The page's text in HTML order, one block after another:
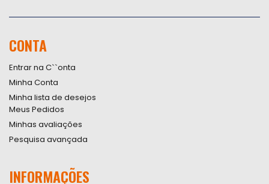
Newsletter:
CONTA
Entrar na C``onta
Minha Conta
Minha lista de desejos
Meus Pedidos
Minhas avaliações
Pesquisa avançada
INFORMAÇÕES